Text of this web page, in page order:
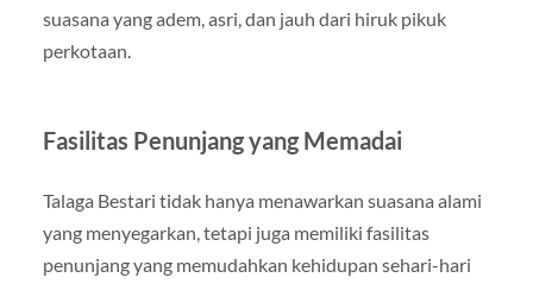
suasana yang adem, asri, dan jauh dari hiruk pikuk
perkotaan.
Fasilitas Penunjang yang Memadai
Talaga Bestari tidak hanya menawarkan suasana alami
yang menyegarkan, tetapi juga memiliki fasilitas
penunjang yang memudahkan kehidupan sehari-hari